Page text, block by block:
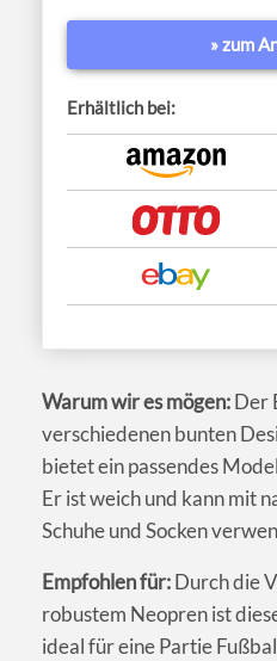
» zum
Erhältlich bei:
Warum wir es mögen:Der
verschiedenen bunten
bietet ein passendes
Er ist weich und kann mit
Schuhe und Socken
Empfohlen für:Durch die
robustem Neopren ist
ideal für eine Partie